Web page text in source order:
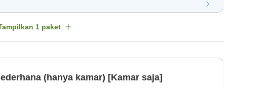
1 paket
(hanya kamar) [Kamar saja]